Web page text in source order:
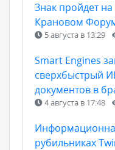
Знак пройдет
Крановом
5 августа в 13:29
Smart Engines
сверхбыстрый
документов в
4 августа в 17:48
рубильниках